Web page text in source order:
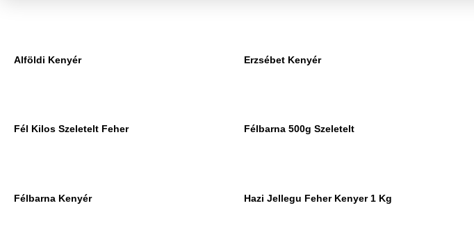
Alföldi Kenyér Erzsébet Kenyér
Fél Kilos Szeletelt Feher Félbarna 500g Szeletelt
Félbarna Kenyér Hazi Jellegu Feher Kenyer 1 Kg